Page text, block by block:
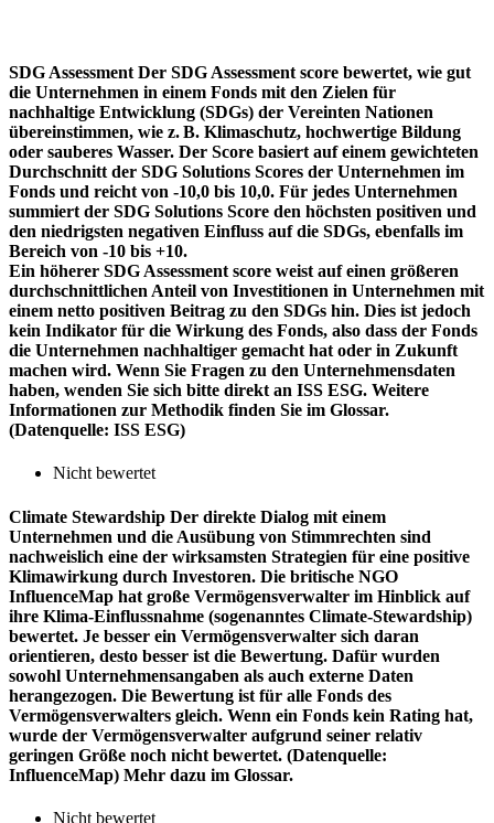
SDG Assessment Der SDG Assessment score bewertet, wie gut
die Unternehmen in einem Fonds mit den Zielen für
nachhaltige Entwicklung (SDGs) der Vereinten Nationen
übereinstimmen, wie z. B. Klimaschutz, hochwertige Bildung
oder sauberes Wasser. Der Score basiert auf einem gewichteten
Durchschnitt der SDG Solutions Scores der Unternehmen im
Fonds und reicht von -10,0 bis 10,0. Für jedes Unternehmen
summiert der SDG Solutions Score den höchsten positiven und
den niedrigsten negativen Einfluss auf die SDGs, ebenfalls im
Bereich von -10 bis +10.
Ein höherer SDG Assessment score weist auf einen größeren
durchschnittlichen Anteil von Investitionen in Unternehmen mit
einem netto positiven Beitrag zu den SDGs hin. Dies ist jedoch
kein Indikator für die Wirkung des Fonds, also dass der Fonds
die Unternehmen nachhaltiger gemacht hat oder in Zukunft
machen wird. Wenn Sie Fragen zu den Unternehmensdaten
haben, wenden Sie sich bitte direkt an ISS ESG. Weitere
Informationen zur Methodik finden Sie im Glossar.
(Datenquelle: ISS ESG)
Nicht bewertet
Climate Stewardship Der direkte Dialog mit einem
Unternehmen und die Ausübung von Stimmrechten sind
nachweislich eine der wirksamsten Strategien für eine positive
Klimawirkung durch Investoren. Die britische NGO
InfluenceMap hat große Vermögensverwalter im Hinblick auf
ihre Klima-Einflussnahme (sogenanntes Climate-Stewardship)
bewertet. Je besser ein Vermögensverwalter sich daran
orientieren, desto besser ist die Bewertung. Dafür wurden
sowohl Unternehmensangaben als auch externe Daten
herangezogen. Die Bewertung ist für alle Fonds des
Vermögensverwalters gleich. Wenn ein Fonds kein Rating hat,
wurde der Vermögensverwalter aufgrund seiner relativ
geringen Größe noch nicht bewertet. (Datenquelle:
InfluenceMap) Mehr dazu im Glossar.
Nicht bewertet